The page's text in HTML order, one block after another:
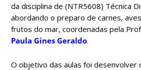
da disciplina de (NTR5608) Técnica
abordando o preparo de carnes,
frutos do mar, coordenadas pela
Paula Gines Geraldo.
O objetivo das aulas foi desenvolver